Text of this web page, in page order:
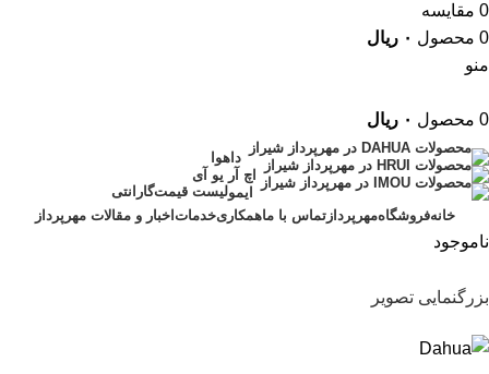
0 مقایسه
0 محصول ۰ ریال
منو
0 محصول ۰ ریال
داهوا
اچ آر یو آی
ایمولیست قیمتگارانتی
خانهفروشگاهمهرپردازتماس با ماهمکاریخدمات اخبار و مقالات مهرپرداز
ناموجود
بزرگنمایی تصویر